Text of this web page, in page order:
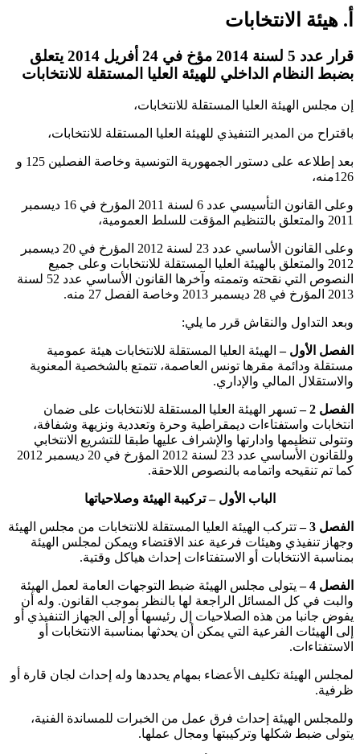
أ. هيئة الانتخابات
قرار عدد 5 ‏لسنة 2014 ‏مؤخ في 24 ‏أفريل 2014 ‏يتعلق
بضبط النظام الداخلي للهيئة العليا المستقلة للانتخابات
إن مجلس الهيئة العليا المستقلة للانتخابات،
‏باقتراح من المدير التنفيذي للهيئة العليا المستقلة للانتخابات،
‏بعد إطلاعه على دستور الجمهورية التونسية وخاصة الفصلين 125 ‏و
126منه،
‏وعلى القانون التأسيسي عدد 6 ‏لسنة 2011 ‏المؤرخ في 16 ‏ديسمبر
2011 ‏والمتعلق بالتنظيم المؤقت للسلط العمومية،
‏وعلى القانون الأساسي عدد 23 ‏لسنة 2012 المؤرخ في 20 ‏ديسمبر
2012 ‏والمتعلق بالهيئة العليا المستقلة للانتخابات وعلى جميع
النصوص التي نقحته وتممته وآخرها القانون الأساسي عدد 52 ‏لسنة
2013 ‏المؤرخ في 28 ‏ديسمبر 2013 ‏وخاصة الفصل 27 ‏منه.
‏وبعد التداول والنقاش قرر ما يلي:
الفصل الأول –الهيئة العليا المستقلة للانتخابات هيئة عمومية
مستقلة ودائمة مقرها تونس العاصمة، تتمتع بالشخصية المعنوية
والاستقلال المالي والإداري.
الفصل 2 –
تسهر الهيئة العليا المستقلة للانتخابات على ضمان
انتخابات واستفتاءات ديمقراطية وحرة وتعددية ونزيهة وشفافة،
وتتولى تنظيمها وادارتها والإشراف عليها طبقا للتشريع الانتخابي
وللقانون الأساسي عدد 23 ‏لسنة 2012 ‏المؤرخ في 20 ‏ديسمبر 2012
‏كما تم تنقيحه واتمامه بالنصوص اللاحقة.
الباب الأول – تركيبة الهيئة وصلاحياتها
الفصل 3 –
تتركب الهيئة العليا المستقلة للانتخابات من مجلس الهيئة
وجهاز تنفيذي وهيئات فرعية عند الاقتضاء ويمكن لمجلس الهيئة
بمناسبة الانتخابات أو الاستفتاءات إحداث هياكل وقتية.
الفصل 4 –
يتولى مجلس الهيئة ضبط التوجهات العامة لعمل الهيئة
والبت في كل المسائل الراجعة لها بالنظر بموجب القانون. وله أن
يفوض جانبا من هذه الصلاحيات إل رئيسها أو إلى الجهاز التنفيذي أو
إلى الهيئات الفرعية التي يمكن أن يحدثها بمناسبة الانتخابات أو
الاستفتاءات.
‏لمجلس الهيئة تكليف الأعضاء بمهام يحددها وله إحداث لجان قارة أو
ظرفية.
‏وللمجلس الهيئة إحداث فرق عمل من الخبرات للمساندة الفنية،
يتولى ضبط شكلها وتركيبتها ومجال عملها.